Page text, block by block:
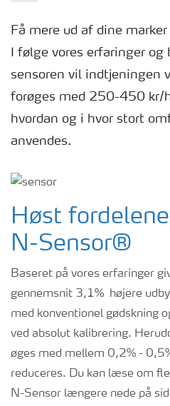
Få mere ud af dine
I følge vores erfaringer
sensoren vil indtjeningen
forøges med 250-450
hvordan og i hvor stort
anvendes.
Høst
N-Sensor®
Baseret på vores erfaringer
gennemsnit 3,1% højere
med konventionel gødskning
ved absolut kalibrering.
øges med mellem 0,2% -
reduceres. Du kan læse om
N-Sensor længere nede på